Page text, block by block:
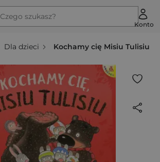
Czego szukasz?
Konto
Dla dzieci Kochamy cię Misiu Tulisiu